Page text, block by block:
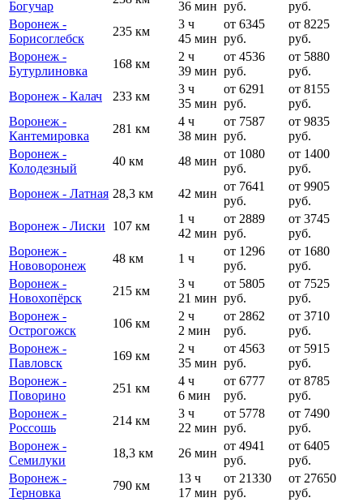
Богучар
36 мин руб.
руб.
Воронеж -
Борисоглебск
235 км
3 ч
45 мин
от 6345
руб.
от 8225
руб.
Воронеж -
Бутурлиновка
168 км
2 ч
39 мин
от 4536
руб.
от 5880
руб.
Воронеж - Калач
233 км
3 ч
35 мин
от 6291
руб.
от 8155
руб.
Воронеж -
Кантемировка
281 км
4 ч
38 мин
от 7587
руб.
от 9835
руб.
Воронеж -
Колодезный
40 км 48 мин
от 1080
руб.
от 1400
руб.
Воронеж - Латная 28,3 км 42 мин
от 7641
руб.
от 9905
руб.
Воронеж - Лиски
107 км
1 ч
42 мин
от 2889
руб.
от 3745
руб.
Воронеж -
Нововоронеж
48 км 1 ч
от 1296
руб.
от 1680
руб.
Воронеж -
Новохопёрск
215 км
3 ч
21 мин
от 5805
руб.
от 7525
руб.
Воронеж -
Острогожск
106 км
2 ч
2 мин
от 2862
руб.
от 3710
руб.
Воронеж -
Павловск
169 км
2 ч
35 мин
от 4563
руб.
от 5915
руб.
Воронеж -
Поворино
251 км
4 ч
6 мин
от 6777
руб.
от 8785
руб.
Воронеж -
Россошь
214 км
3 ч
22 мин
от 5778
руб.
от 7490
руб.
Воронеж -
Семилуки
18,3 км 26 мин
от 4941
руб.
от 6405
руб.
Воронеж -
Терновка
790 км
13 ч
17 мин
от 21330
руб.
от 27650
руб.